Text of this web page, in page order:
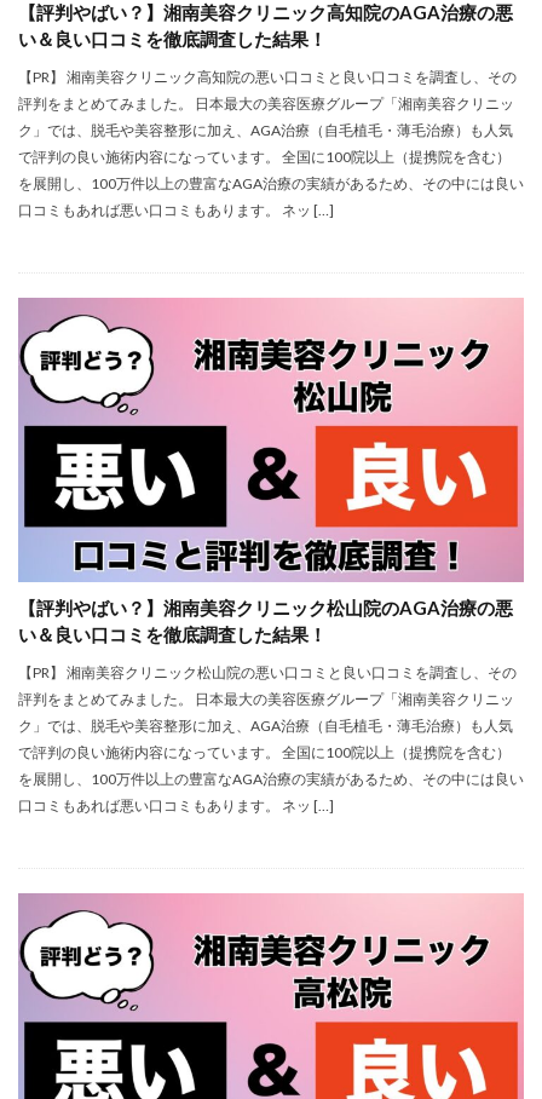
【評判やばい？】湘南美容クリニック高知院のAGA治療の悪
い＆良い口コミを徹底調査した結果！
【PR】 湘南美容クリニック高知院の悪い口コミと良い口コミを調査し、その
評判をまとめてみました。 日本最大の美容医療グループ「湘南美容クリニッ
ク」では、脱毛や美容整形に加え、AGA治療（自毛植毛・薄毛治療）も人気
で評判の良い施術内容になっています。 全国に100院以上（提携院を含む）
を展開し、100万件以上の豊富なAGA治療の実績があるため、その中には良い
口コミもあれば悪い口コミもあります。 ネッ […]
【評判やばい？】湘南美容クリニック松山院のAGA治療の悪
い＆良い口コミを徹底調査した結果！
【PR】 湘南美容クリニック松山院の悪い口コミと良い口コミを調査し、その
評判をまとめてみました。 日本最大の美容医療グループ「湘南美容クリニッ
ク」では、脱毛や美容整形に加え、AGA治療（自毛植毛・薄毛治療）も人気
で評判の良い施術内容になっています。 全国に100院以上（提携院を含む）
を展開し、100万件以上の豊富なAGA治療の実績があるため、その中には良い
口コミもあれば悪い口コミもあります。 ネッ […]